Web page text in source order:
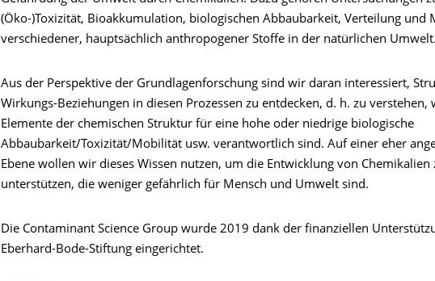
(Öko-)Toxizität, Bioakkumulation, biologischen Abbaubarkeit, Verteilung und
verschiedener, hauptsächlich anthropogener Stoffe in der natürlichen Umwelt.
Aus der Perspektive der Grundlagenforschung sind wir daran interessiert,
Wirkungs-Beziehungen in diesen Prozessen zu entdecken, d. h. zu verstehen,
Elemente der chemischen Struktur für eine hohe oder niedrige biologische
Abbaubarkeit/Toxizität/Mobilität usw. verantwortlich sind. Auf einer eher
Ebene wollen wir dieses Wissen nutzen, um die Entwicklung von Chemikalien
unterstützen, die weniger gefährlich für Mensch und Umwelt sind.
Die Contaminant Science Group wurde 2019 dank der finanziellen
Eberhard-Bode-Stiftung eingerichtet.